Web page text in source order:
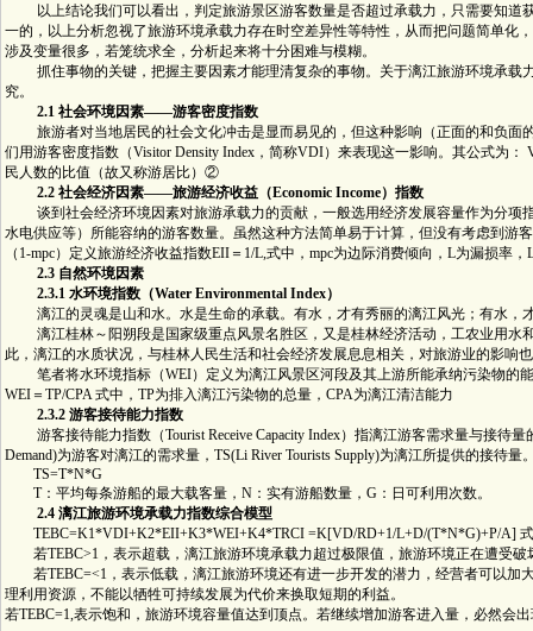
以上结论我们可以看出，判定旅游景区游客数量是否超过承载力，只需要知道
一的，以上分析忽视了旅游环境承载力存在时空差异性等特性，从而把问题简单化
涉及变量很多，若笼统求全，分析起来将十分困难与模糊。
抓住事物的关键，把握主要因素才能理清复杂的事物。关于漓江旅游环境承载
究。
2.1 社会环境因素――游客密度指数
旅游者对当地居民的社会文化冲击是显而易见的，但这种影响（正面的和负面
们用游客密度指数（Visitor Density Index，简称VDI）来表现这一影响。其公式为：
民人数的比值（故又称游居比）②
2.2 社会经济因素――旅游经济收益（Economic Income）指数
谈到社会经济环境因素对旅游承载力的贡献，一般选用经济发展容量作为分项
水电供应等）所能容纳的游客数量。虽然这种方法简单易于计算，但没有考虑到游
（1-mpc）定义旅游经济收益指数EII＝1/L,式中，mpc为边际消费倾向，L为漏损率，
2.3 自然环境因素
2.3.1 水环境指数（Water Environmental Index）
漓江的灵魂是山和水。水是生命的承载。有水，才有秀丽的漓江风光；有水，
漓江桂林～阳朔段是国家级重点风景名胜区，又是桂林经济活动，工农业用水
此，漓江的水质状况，与桂林人民生活和社会经济发展息息相关，对旅游业的影响
笔者将水环境指标（WEI）定义为漓江风景区河段及其上游所能承纳污染物的
WEI＝TP/CPA 式中，TP为排入漓江污染物的总量，CPA为漓江清洁能力
2.3.2 游客接待能力指数
游客接待能力指数（Tourist Receive Capacity Index）指漓江游客需求量与接待量
Demand)为游客对漓江的需求量，TS(Li River Tourists Supply)为漓江所提供的接待量
TS=T*N*G
T：平均每条游船的最大载客量，N：实有游船数量，G：日可利用次数。
2.4 漓江旅游环境承载力指数综合模型
TEBC=K1*VDI+K2*EII+K3*WEI+K4*TRCI =K[VD/RD+1/L+D/(T*N*G)+P/A]
若TEBC>1，表示超载，漓江旅游环境承载力超过极限值，旅游环境正在遭受破
若TEBC=<1，表示低载，漓江旅游环境还有进一步开发的潜力，经营者可以加
理利用资源，不能以牺牲可持续发展为代价来换取短期的利益。
若TEBC=1,表示饱和，旅游环境容量值达到顶点。若继续增加游客进入量，必然会